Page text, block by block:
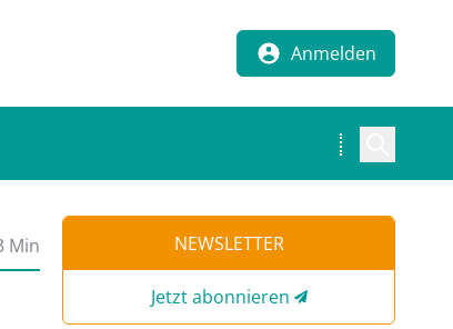
Anmelden
Min NEWSLETTER
Jetzt abonnieren